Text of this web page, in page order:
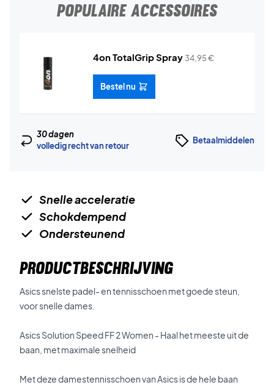
POPULAIRE ACCESSOIRES
4on TotalGrip Spray 34,95€
Bestel nu
30 dagen
volledig recht van retour
Betaalmiddelen
Snelle acceleratie
Schokdempend
Ondersteunend
PRODUCTBESCHRIJVING
Asics snelste padel- en tennisschoen met goede steun,
voor snelle dames.
Asics Solution Speed FF 2 Women - Haal het meeste uit de
baan, met maximale snelheid
Met deze damestennisschoen van Asics is de hele baan